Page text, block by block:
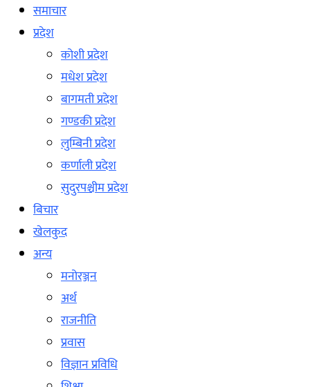
समाचार
प्रदेश
कोशी प्रदेश
मधेश प्रदेश
बागमती प्रदेश
गण्डकी प्रदेश
लुम्बिनी प्रदेश
कर्णाली प्रदेश
सुदुरपश्चीम प्रदेश
बिचार
खेलकुद
अन्य
मनोरञ्जन
अर्थ
राजनीति
प्रवास
विज्ञान प्रविधि